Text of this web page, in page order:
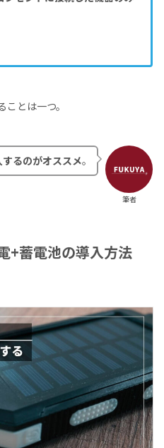
とは一つ。
筆者
るのがオススメ。
+蓄電池の導入方法